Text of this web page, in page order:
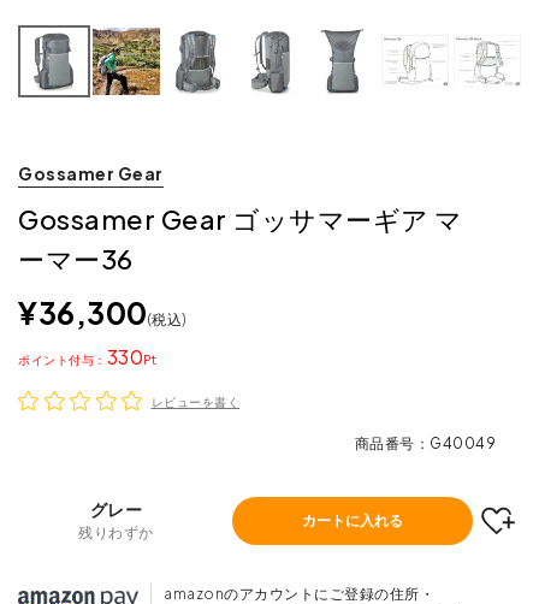
Gossamer Gear
Gossamer Gear ゴッサマーギア マ
ーマー36
¥36,300 税込
330
ポイント
レビューを書く
商品番号 G40049
グレー
残りわずか
カートに入れる
amazonのアカウントにご登録の住所・